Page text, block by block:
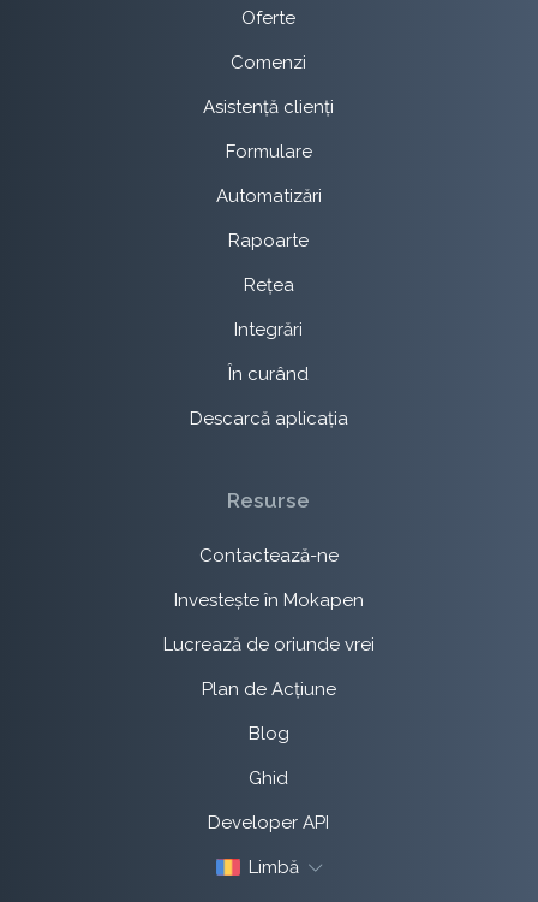
Oferte
Comenzi
Asistență clienți
Formulare
Automatizări
Rapoarte
Rețea
Integrări
În curând
Descarcă aplicația
Resurse
Contactează-ne
Investește în Mokapen
Lucrează de oriunde vrei
Plan de Acțiune
Blog
Ghid
Developer API
Limbă